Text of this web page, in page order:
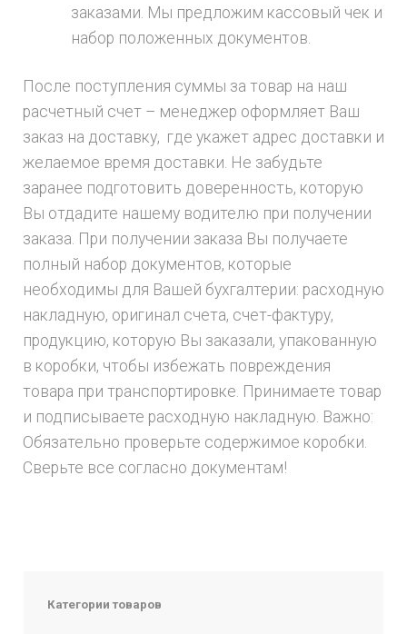
заказами. Мы предложим кассовый чек и
набор положенных документов.
После поступления суммы за товар на наш
расчетный счет – менеджер оформляет Ваш
заказ на доставку, где укажет адрес доставки и
желаемое время доставки. Не забудьте
заранее подготовить доверенность, которую
Вы отдадите нашему водителю при получении
заказа. При получении заказа Вы получаете
полный набор документов, которые
необходимы для Вашей бухгалтерии: расходную
накладную, оригинал счета, счет-фактуру,
продукцию, которую Вы заказали, упакованную
в коробки, чтобы избежать повреждения
товара при транспортировке. Принимаете товар
и подписываете расходную накладную. Важно:
Обязательно проверьте содержимое коробки.
Сверьте все согласно документам!
Категории товаров